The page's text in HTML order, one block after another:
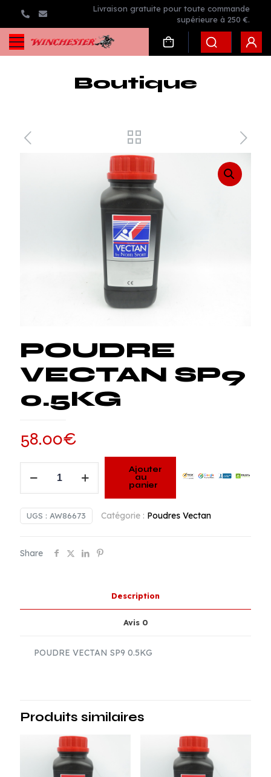
Livraison gratuite pour toute commande
supérieure à 250 €.
Boutique
POUDRE
VECTAN SP9
0.5KG
58.00€
VECTAN
Ajouter
au
panier
UGS : AW86673 Catégorie : Poudres Vectan
Share
Description
Avis 0
POUDRE VECTAN SP9 0.5KG
Produits similaires